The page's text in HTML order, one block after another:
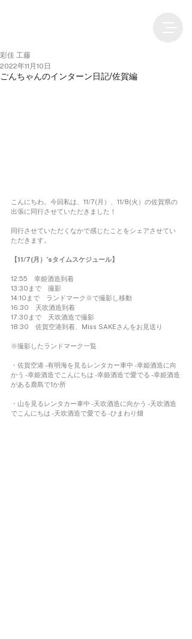
ごんちゃんのインターン日記/佐賀編
彩佳 工藤
2022年11月10日
こんにちわ。今回私は、11/7(月）、11/8(火）の佐賀県の
出張に同行させていただきました！
同行させていただくなかで感じたことをシェアさせてい
ただきます。
【11/7(月）’sタイムスケジュール】
12:55　幸姫酒造到着
13:30まで　撮影
14:10まで　ランドマーク※で撮影し移動
16:30　天吹酒造到着
17:30まで　天吹酒造で撮影
18:30　佐賀空港到着、Miss SAKEさんをお見送り
※撮影したランドマーク一覧
・佐賀空港 -有明海を見るレンタカー車中 -幸姫酒造に向
かう -幸姫酒造でこんにちは -幸姫酒造で愛でる -幸姫酒造
がある鹿島で1か所
・山を見るレンタカー車中 -天吹酒造に向かう -天吹酒造
でこんにちは -天吹酒造で愛でる -ひまわり畑